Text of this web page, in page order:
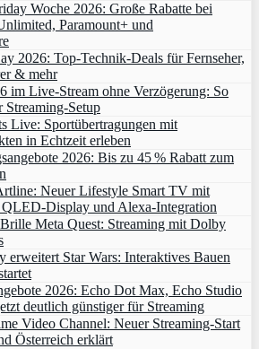
Woche 2026: Große Rabatte bei
Paramount+ und
2026: Top-Technik-Deals für Fernseher,
& mehr
im Live-Stream ohne Verzögerung: So
Streaming-Setup
Live: Sportübertragungen mit
in Echtzeit erleben
2026: Bis zu 45 % Rabatt zum
Neuer Lifestyle Smart TV mit
und Alexa‑Integration
Meta Quest: Streaming mit Dolby
erweitert Star Wars: Interaktives Bauen
2026: Echo Dot Max, Echo Studio
deutlich günstiger für Streaming
Video Channel: Neuer Streaming‑Start
Österreich erklärt